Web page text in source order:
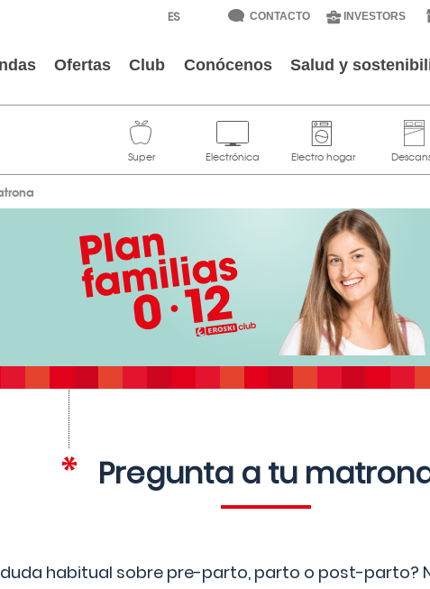
CONTACTO INVESTORS
Ofertas Club Conócenos Salud y
Pregunta a tu
duda habitual sobre pre-parto, parto o post-parto?